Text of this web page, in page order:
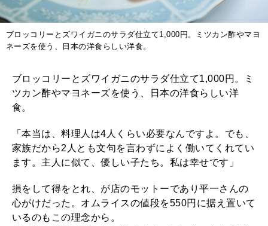
ブロッコリーとズワイガニのサラダ仕立て1,000円。ミツカン酢やマヨ
ネーズを使う、日本の洋食らしい洋食。
ブロッコリーとズワイガニのサラダ仕立て1,000円。ミ
ツカン酢やマヨネーズを使う、日本の洋食らしい洋
食。
「本当は、料理人は4人くらい必要なんですよ。でも、
家族だから2人とも文句を言わずによく働いてくれてい
ます。主人に似て、優しい子たち。私は幸せです」
損をして得をとれ、が店のモットーであり平一さんの
心がけだった。オムライスの値段を550円に据え置いて
いるのもこの理念から。